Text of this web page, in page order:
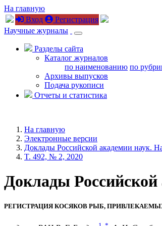
На главную
Вход
Регистрация
Научные журналы
Разделы сайта
Каталог журналов
по наименованию по
Архивы выпусков
Подача рукописи
Отчеты и статистика
На главную
Электронные версии
Доклады Российской академии наук.
T. 492, № 2, 2020
Доклады Российской
РЕГИСТРАЦИЯ КОСЯКОВ РЫБ,